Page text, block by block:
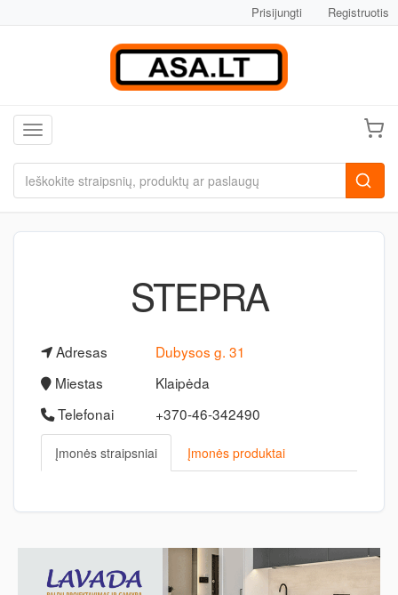
Prisijungti Registruotis
Toggle navigation
STEPRA
Adresas
Dubysos g. 31
Miestas
Klaipėda
Telefonai
+370-46-342490
Įmonės straipsniai Įmonės produktai